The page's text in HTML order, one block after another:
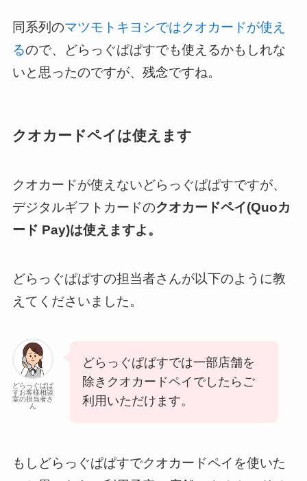
同系列のマツモトキヨシではクオカードが使え
るので、どらっぐぱぱすでも使えるかもしれな
いと思ったのですが、残念ですね。
クオカードペイは使えます
クオカードが使えないどらっぐぱぱすですが、
デジタルギフトカードのクオカードペイ(Quoカ
ード Pay)は使えますよ。
どらっぐぱぱすの担当者さんが以下のように教
えてくださいました。
どらっぐぱぱ
すお客様相談
室の担当者さ
ん
どらっぐぱぱすでは一部店舗を
除きクオカードペイでしたらご
利用いただけます。
もしどらっぐぱぱすでクオカードペイを使いた